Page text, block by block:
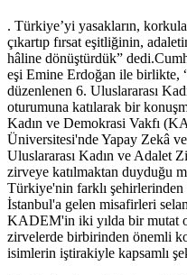
. Türkiye’yi yasakların,
çıkartıp fırsat eşitliğinin,
hâline dönüştürdük”
eşi Emine Erdoğan ile birlikte,
düzenlenen 6. Uluslararası
oturumuna katılarak bir
Kadın ve Demokrasi Vakfı
Üniversitesi'nde Yapay Zekâ
Uluslararası Kadın ve Adalet
zirveye katılmaktan duyduğu
Türkiye'nin farklı şehirlerinden
İstanbul'a gelen misafirleri
KADEM'in iki yılda bir mutat
zirvelerde birbirinden önemli
isimlerin iştirakiyle kapsamlı